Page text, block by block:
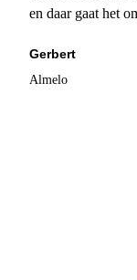
en daar gaat het
Gerbert
Almelo